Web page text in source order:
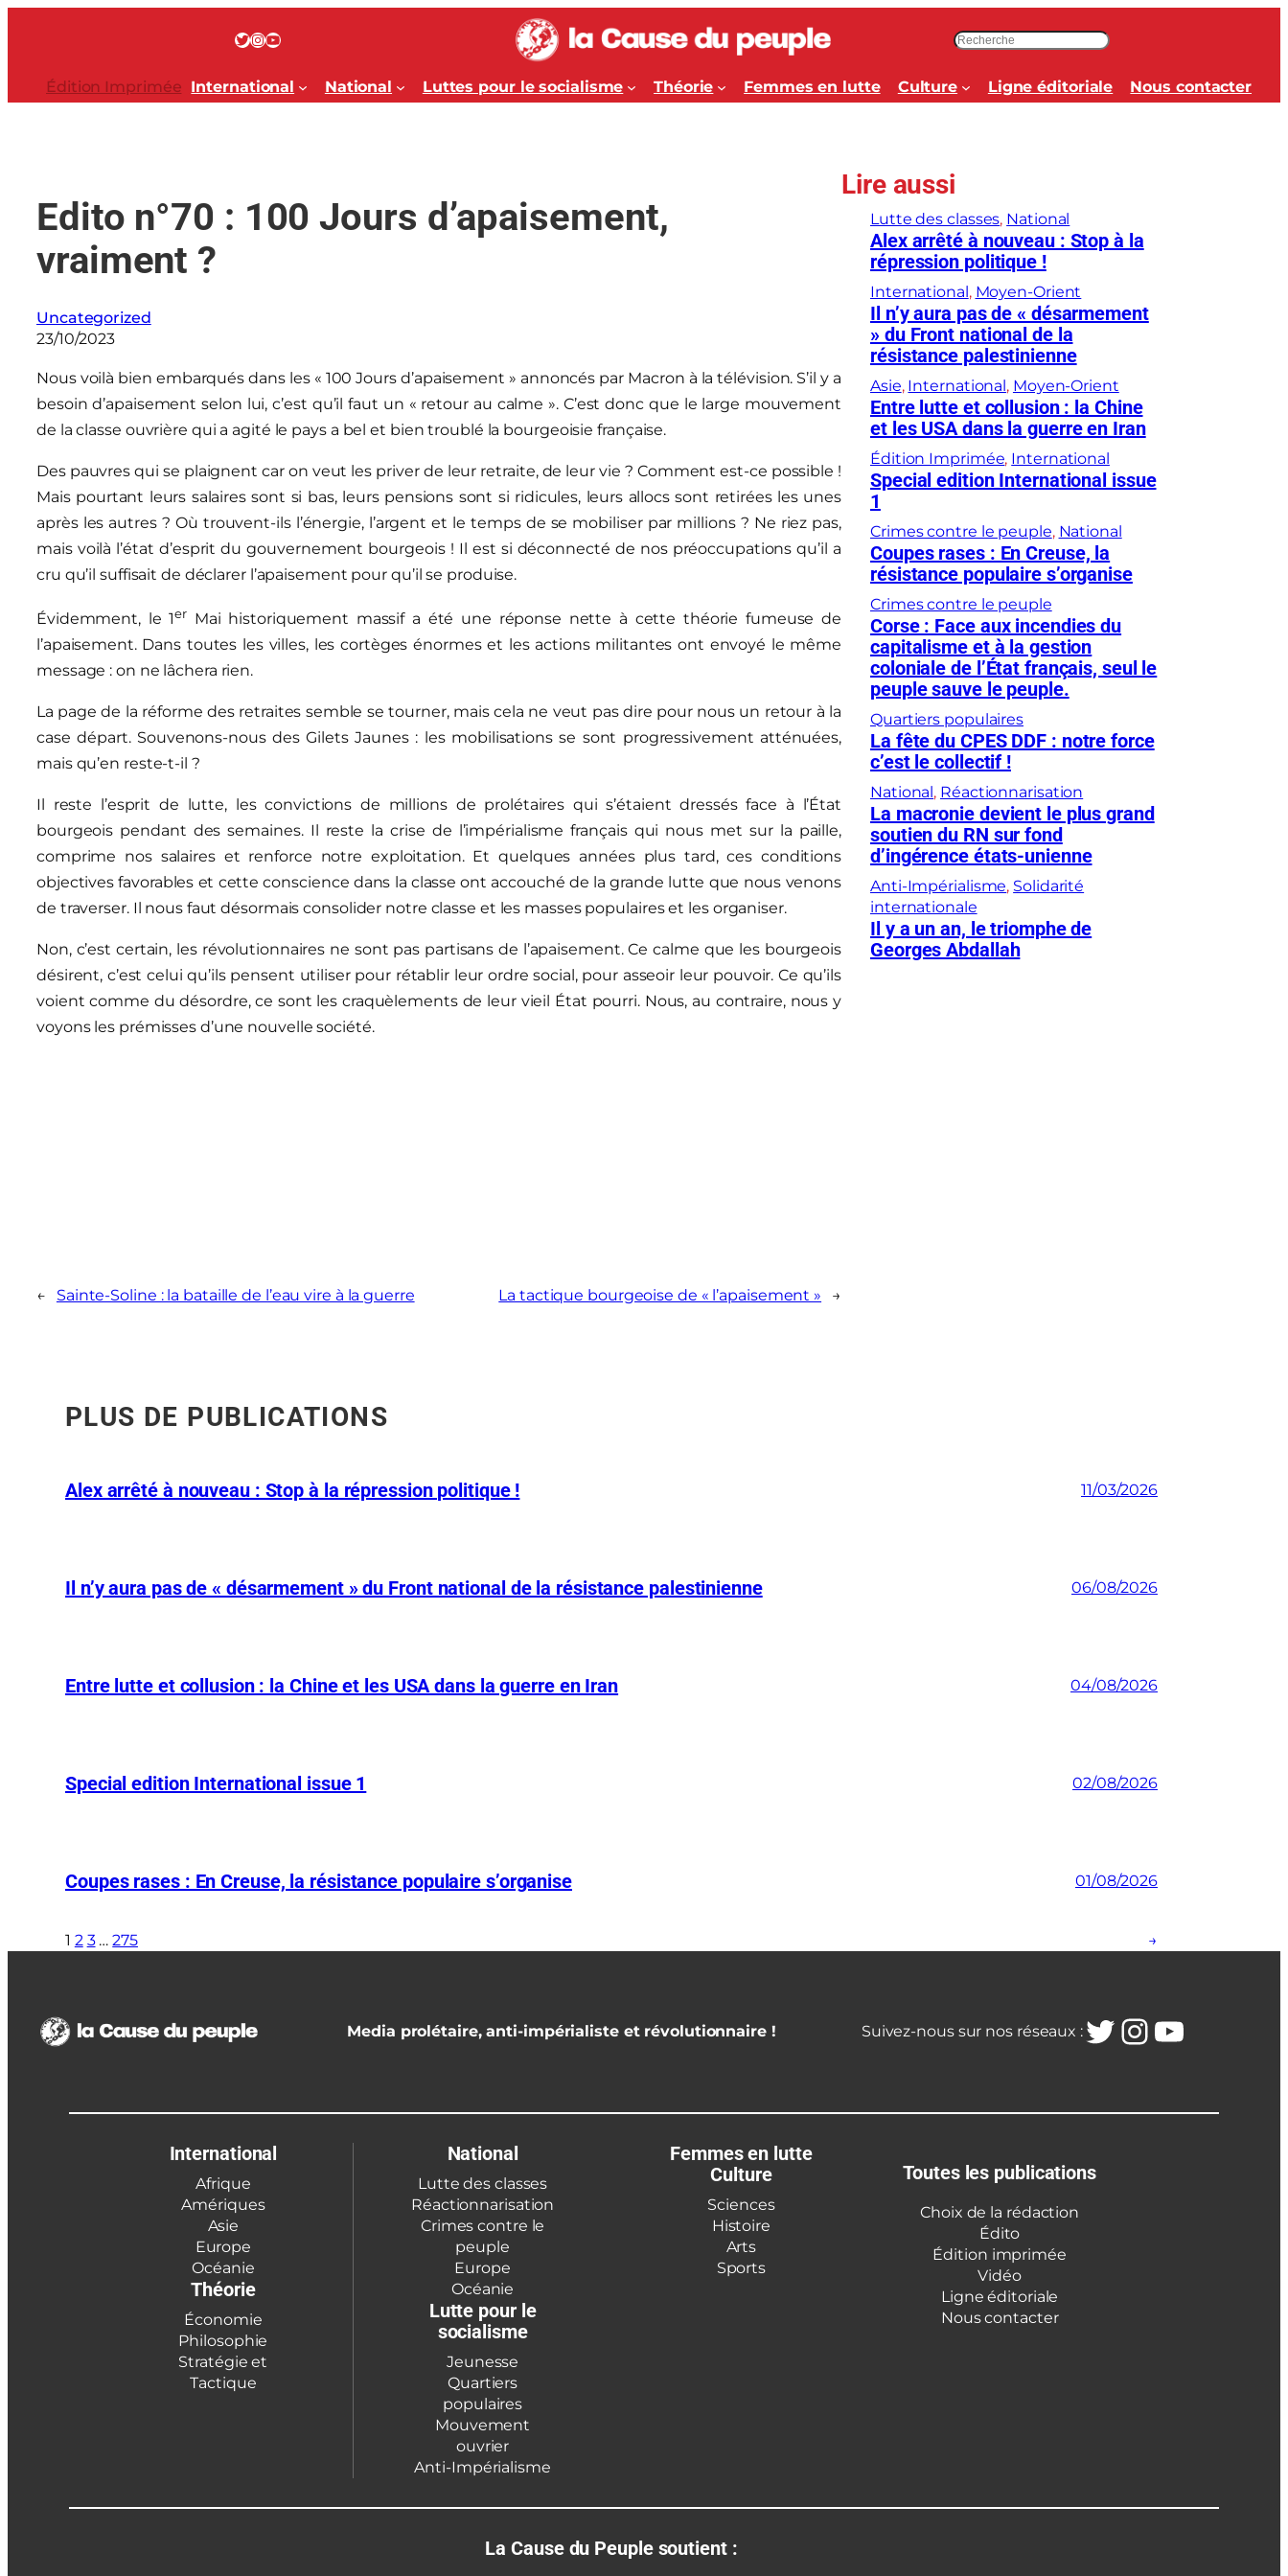
Twitter InstagramYouTube
c
h
h
r
Édition Imprimée International National Luttes pour le socialisme Théorie Femmes en lutte Culture Ligne éditoriale Nous contacter
Edito n°70 : 100 Jours d’apaisement,
vraiment ?
Uncategorized
23/10/2023
Nous voilà bien embarqués dans les « 100 Jours d’apaisement » annoncés par Macron à la télévision. S’il y a
besoin d’apaisement selon lui, c’est qu’il faut un « retour au calme ». C’est donc que le large mouvement
de la classe ouvrière qui a agité le pays a bel et bien troublé la bourgeoisie française.
Des pauvres qui se plaignent car on veut les priver de leur retraite, de leur vie ? Comment est-ce possible !
Mais pourtant leurs salaires sont si bas, leurs pensions sont si ridicules, leurs allocs sont retirées les unes
après les autres ? Où trouvent-ils l’énergie, l’argent et le temps de se mobiliser par millions ? Ne riez pas,
mais voilà l’état d’esprit du gouvernement bourgeois ! Il est si déconnecté de nos préoccupations qu’il a
cru qu’il suffisait de déclarer l’apaisement pour qu’il se produise.
Évidemment, le 1er Mai historiquement massif a été une réponse nette à cette théorie fumeuse de
l’apaisement. Dans toutes les villes, les cortèges énormes et les actions militantes ont envoyé le même
message : on ne lâchera rien.
La page de la réforme des retraites semble se tourner, mais cela ne veut pas dire pour nous un retour à la
case départ. Souvenons-nous des Gilets Jaunes : les mobilisations se sont progressivement atténuées,
mais qu’en reste-t-il ?
Il reste l’esprit de lutte, les convictions de millions de prolétaires qui s’étaient dressés face à l’État
bourgeois pendant des semaines. Il reste la crise de l’impérialisme français qui nous met sur la paille,
comprime nos salaires et renforce notre exploitation. Et quelques années plus tard, ces conditions
objectives favorables et cette conscience dans la classe ont accouché de la grande lutte que nous venons
de traverser. Il nous faut désormais consolider notre classe et les masses populaires et les organiser.
Non, c’est certain, les révolutionnaires ne sont pas partisans de l’apaisement. Ce calme que les bourgeois
désirent, c’est celui qu’ils pensent utiliser pour rétablir leur ordre social, pour asseoir leur pouvoir. Ce qu’ils
voient comme du désordre, ce sont les craquèlements de leur vieil État pourri. Nous, au contraire, nous y
voyons les prémisses d’une nouvelle société.
← Sainte-Soline : la bataille de l’eau vire à la guerre La tactique bourgeoise de « l’apaisement » →
Lire aussi
Lutte des classes, National
Alex arrêté à nouveau : Stop à la
répression politique !
International, Moyen-Orient
Il n’y aura pas de « désarmement
» du Front national de la
résistance palestinienne
Asie, International, Moyen-Orient
Entre lutte et collusion : la Chine
et les USA dans la guerre en Iran
Édition Imprimée, International
Special edition International issue
1
Crimes contre le peuple, National
Coupes rases : En Creuse, la
résistance populaire s’organise
Crimes contre le peuple
Corse : Face aux incendies du
capitalisme et à la gestion
coloniale de l’État français, seul le
peuple sauve le peuple.
Quartiers populaires
La fête du CPES DDF : notre force
c’est le collectif !
National, Réactionnarisation
La macronie devient le plus grand
soutien du RN sur fond
d’ingérence états-unienne
Anti-Impérialisme, Solidarité
internationale
Il y a un an, le triomphe de
Georges Abdallah
PLUS DE PUBLICATIONS
Alex arrêté à nouveau : Stop à la répression politique ! 11/03/2026
Il n’y aura pas de « désarmement » du Front national de la résistance palestinienne 06/08/2026
Entre lutte et collusion : la Chine et les USA dans la guerre en Iran 04/08/2026
Special edition International issue 1 02/08/2026
Coupes rases : En Creuse, la résistance populaire s’organise 01/08/2026
1 2 3 … 275 →
Media prolétaire, anti-impérialiste et révolutionnaire ! Suivez-nous sur nos réseaux :Twitter
International
Afrique
Amériques
Asie
Europe
Océanie
Théorie
Économie
Philosophie
Stratégie et
Tactique
National
Lutte des classes
Réactionnarisation
Crimes contre le
peuple
Europe
Océanie
Lutte pour le
socialisme
Jeunesse
Quartiers
populaires
Mouvement
ouvrier
Anti-Impérialisme
Femmes en lutte
Culture
Sciences
Histoire
Arts
Sports
Toutes les publications
Choix de la rédaction
Édito
Édition imprimée
Vidéo
Ligne éditoriale
Nous contacter
La Cause du Peuple soutient :